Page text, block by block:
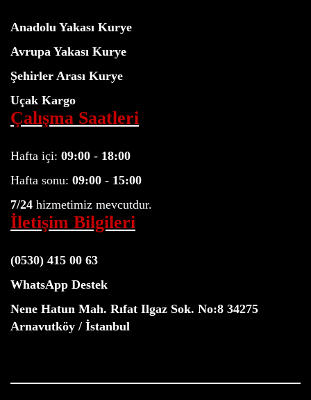
Anadolu Yakası Kurye
Avrupa Yakası Kurye
Şehirler Arası Kurye
Uçak Kargo
Çalışma Saatleri
Hafta içi: 09:00 - 18:00
Hafta sonu: 09:00 - 15:00
7/24 hizmetimiz mevcutdur.
İletişim Bilgileri
(0530) 415 00 63
WhatsApp Destek
Nene Hatun Mah. Rıfat Ilgaz Sok. No:8 34275
Arnavutköy / İstanbul